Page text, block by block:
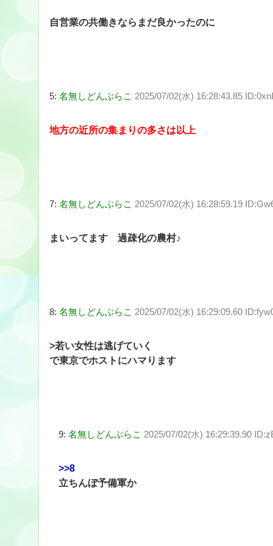
自営業の共働きならまだ良かったのに
5: 名無しどんぶらこ 2025/07/02(水) 16:28:43.85
地方の近所の集まりの多さは以上
7: 名無しどんぶらこ 2025/07/02(水) 16:28:59.19
まいってます 過疎化の農村♪
8: 名無しどんぶらこ 2025/07/02(水) 16:29:09.60
>若い女性は逃げていく
で東京でホストにハマります
9: 名無しどんぶらこ 2025/07/02(水) 16:29:39.90
>>8
立ちんぼ予備軍か